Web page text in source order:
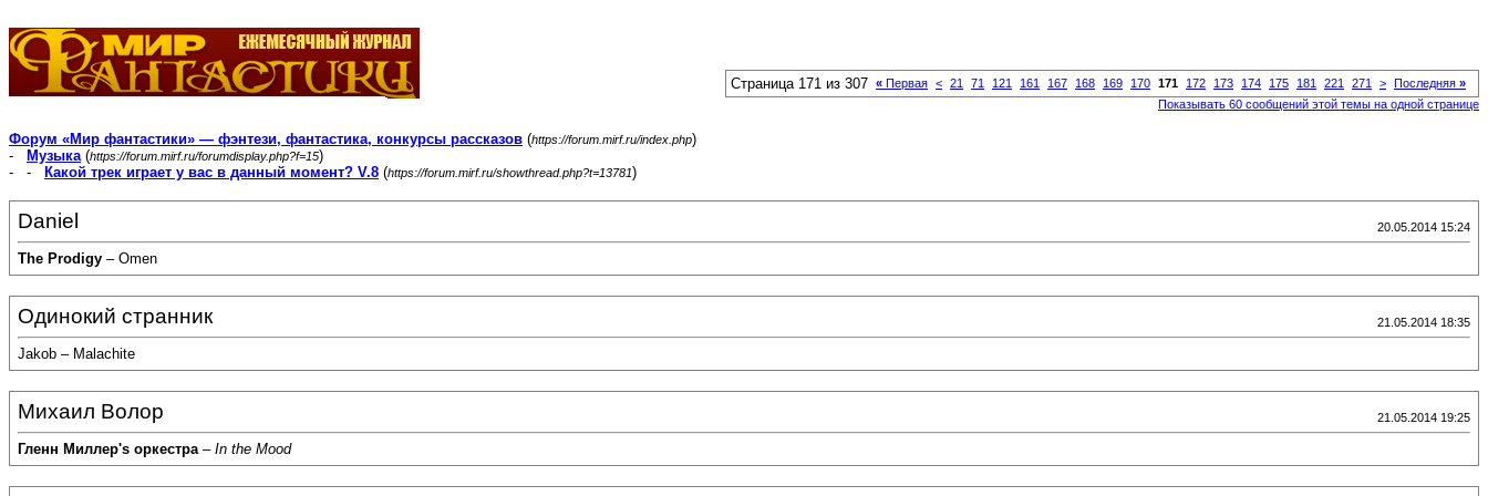
Страница 171 из 307 « Первая < 21 71 121 161 167 168 169 170 171 172 173 174 175 181 221 271 > Последняя »
Показывать 60 сообщений этой темы на одной странице
Форум «Мир фантастики» — фэнтези, фантастика, конкурсы рассказов (https://forum.mirf.ru/index.php)
-
Музыка(https://forum.mirf.ru/forumdisplay.php?f=15)
- -
Какой трек играет у вас в данный момент? V.8 (https://forum.mirf.ru/showthread.php?t=13781)
Daniel 20.05.2014 15:24
The Prodigy – Omen
Одинокий странник 21.05.2014 18:35
Jakob – Malachite
Михаил Волор 21.05.2014 19:25
Гленн Миллер's оркестра– In the Mood